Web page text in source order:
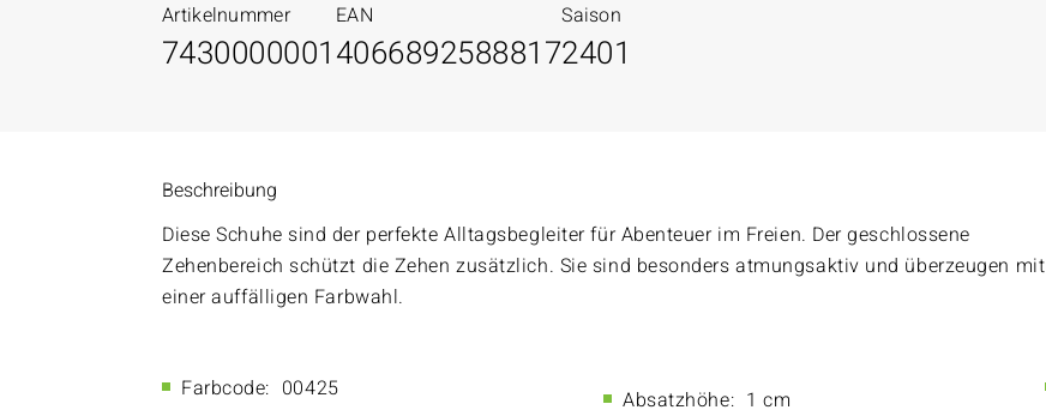
Artikelnummer
7430000001
EAN
4066892588817
Saison
2401
Beschreibung
Diese Schuhe sind der perfekte Alltagsbegleiter für Abenteuer im Freien. Der geschlossene
Zehenbereich schützt die Zehen zusätzlich. Sie sind besonders atmungsaktiv und überzeugen mit
einer auffälligen Farbwahl.
Farbcode: 00425
Absatzhöhe: 1 cm